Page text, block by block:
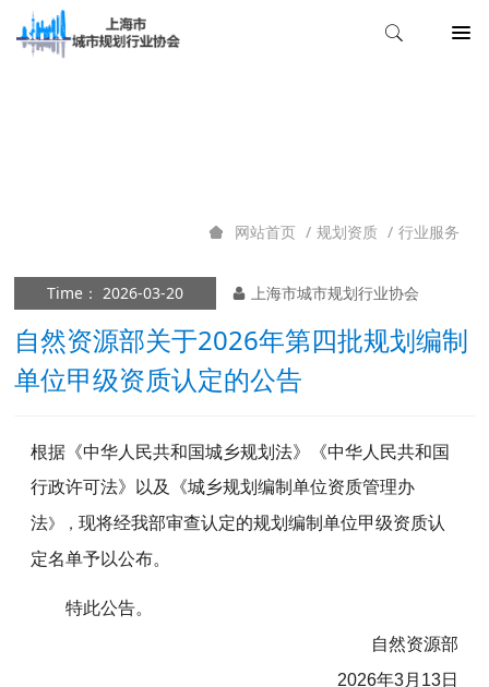
行业服务
规划资质
网站首页
Time： 2026-03-20 上海市城市规划行业协会
自然资源部关于2026年第四批规划编制
单位甲级资质认定的公告
根据《中华人民共和国城乡规划法》《中华人民共和国
行政许可法》以及《城乡规划编制单位资质管理办
法》，现将经我部审查认定的规划编制单位甲级资质认
定名单予以公布。
特此公告。
自然资源部
2026年3月13日